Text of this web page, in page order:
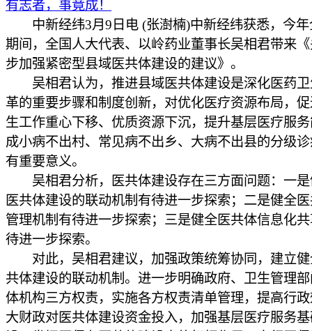
有志者，事竟成！
中新经纬3月9日电 (张澍楠)中新经纬获悉，今年
期间，全国人大代表、以岭药业董事长吴相君带来
步加强紧密型县域医共体建设的建议》。
吴相君认为，推进县域医共体建设是深化医药卫
革的重要步骤和制度创新，对优化医疗资源布局，
生工作重心下移、优质资源下沉，提升基层医疗服
成小病不出村、常见病不出乡、大病不出县的分级
有重要意义。
吴相君分析，医共体建设存在三方面问题：一是
医共体建设的联动机制有待进一步探索；二是健全
管理机制有待进一步探索；三是健全医共体信息化
待进一步探索。
对此，吴相君建议，加强政策统筹协同，建立健
共体建设的联动机制。进一步明确政府、卫生管理
体机构三方权责，实施各方权责清单管理，提高行
大财政对医共体建设资金投入，加强基层医疗服务